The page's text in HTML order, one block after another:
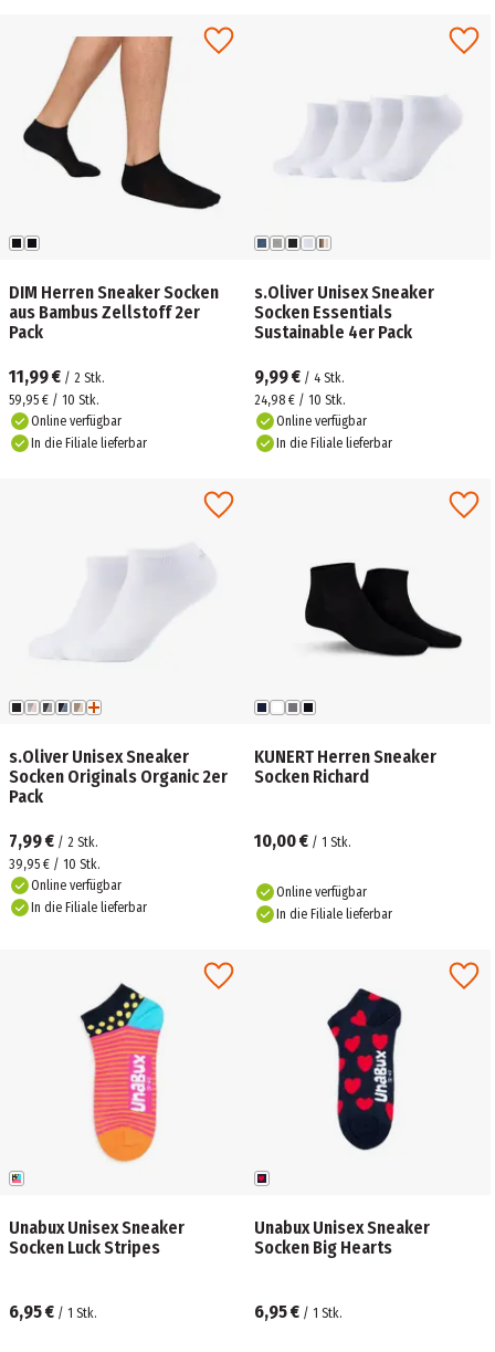
DIM Herren Sneaker Socken
aus Bambus Zellstoff 2er
Pack
11,99 € / 2 Stk.
59,95 € / 10 Stk.
Online verfügbar
In die Filiale lieferbar
s.Oliver Unisex Sneaker
Socken Essentials
Sustainable 4er Pack
9,99 € / 4 Stk.
24,98 € / 10 Stk.
Online verfügbar
In die Filiale lieferbar
s.Oliver Unisex Sneaker
Socken Originals Organic 2er
Pack
7,99 € / 2 Stk.
39,95 € / 10 Stk.
Online verfügbar
In die Filiale lieferbar
KUNERT Herren Sneaker
Socken Richard
10,00 € / 1 Stk.
Online verfügbar
In die Filiale lieferbar
Unabux Unisex Sneaker
Socken Luck Stripes
6,95 € / 1 Stk.
Unabux Unisex Sneaker
Socken Big Hearts
6,95 € / 1 Stk.